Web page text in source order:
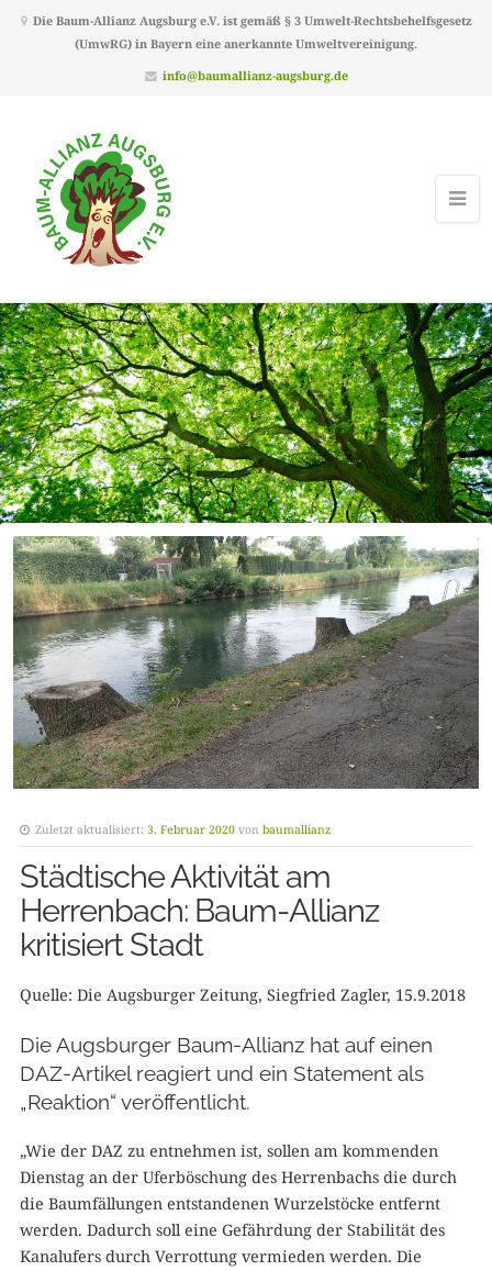
Die Baum-Allianz Augsburg e.V. ist gemäß § 3 Umwelt-Rechtsbehelfsgesetz
(UmwRG) in Bayern eine anerkannte Umweltvereinigung.
info@baumallianz-augsburg.de
Zuletzt aktualisiert: 3. Februar 2020 von baumallianz
Städtische Aktivität am
Herrenbach: Baum-Allianz
kritisiert Stadt
Quelle: Die Augsburger Zeitung, Siegfried Zagler, 15.9.2018
Die Augsburger Baum-Allianz hat auf einen
DAZ-Artikel reagiert und ein Statement als
„Reaktion“ veröffentlicht.
„Wie der DAZ zu entnehmen ist, sollen am kommenden
Dienstag an der Uferböschung des Herrenbachs die durch
die Baumfällungen entstandenen Wurzelstöcke entfernt
werden. Dadurch soll eine Gefährdung der Stabilität des
Kanalufers durch Verrottung vermieden werden. Die